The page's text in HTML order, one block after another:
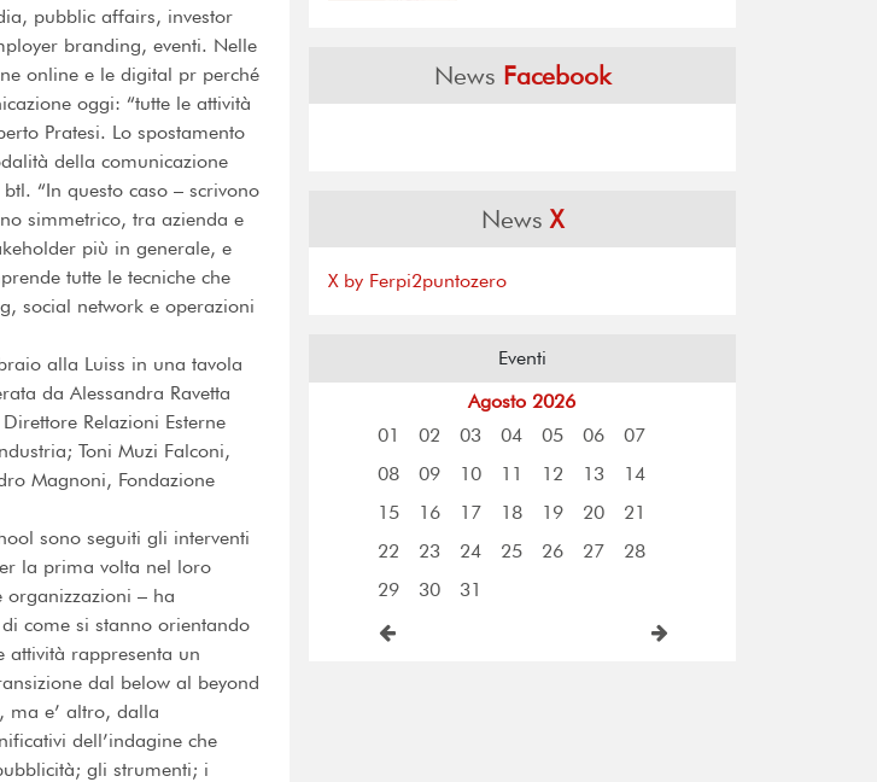
pubblic affairs, investor
branding, eventi. Nelle
online e le digital pr perché
oggi: “tutte le attività
Pratesi. Lo spostamento
della comunicazione
“In questo caso – scrivono
simmetrico, tra azienda e
più in generale, e
tutte le tecniche che
social network e operazioni
alla Luiss in una tavola
da Alessandra Ravetta
Relazioni Esterne
Toni Muzi Falconi,
Magnoni, Fondazione
sono seguiti gli interventi
la prima volta nel loro
organizzazioni – ha
come si stanno orientando
attività rappresenta un
dal below al beyond
ma e’ altro, dalla
dell’indagine che
gli strumenti; i
News Facebook
NewsX
X by Ferpi2puntozero
Eventi
Agosto 2026
01
02 03 04 05 06
07
08
09 10 11 12 13
14
15
16 17 18 19 20
21
22
23 24 25 26 27
28
29
30 31